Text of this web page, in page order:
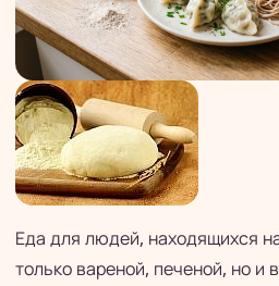
Еда для людей, находящихся
только вареной, печеной, но и